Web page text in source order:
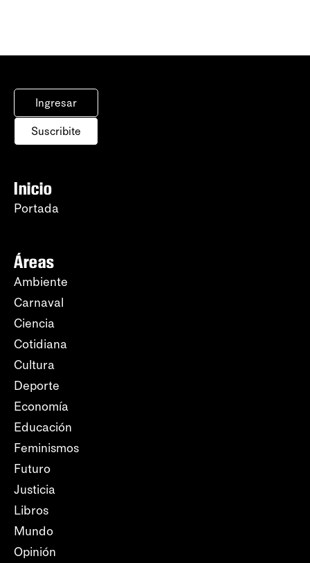
Ingresar
Suscribite
Inicio
Portada
Áreas
Ambiente
Carnaval
Ciencia
Cotidiana
Cultura
Deporte
Economía
Educación
Feminismos
Futuro
Justicia
Libros
Mundo
Opinión